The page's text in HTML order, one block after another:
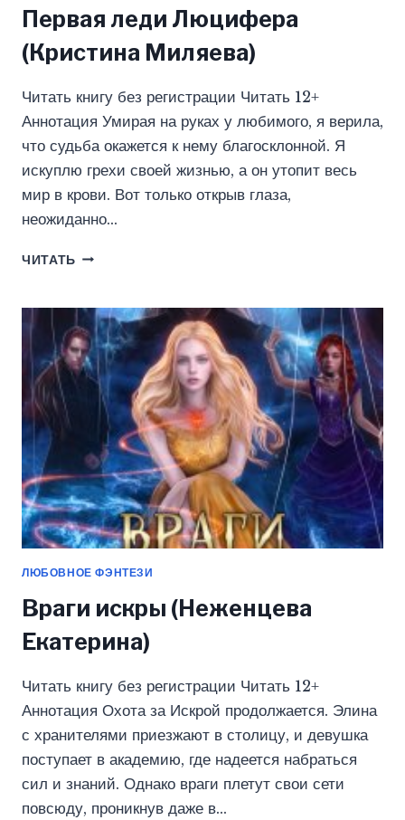
Первая леди Люцифера
(Кристина Миляева)
Читать книгу без регистрации Читать 12+
Аннотация Умирая на руках у любимого, я верила,
что судьба окажется к нему благосклонной. Я
искуплю грехи своей жизнью, а он утопит весь
мир в крови. Вот только открыв глаза,
неожиданно…
ЧИТАТЬ ПЕРВАЯ
(КРИСТИНА
МИЛЯЕВА)
ЛЮБОВНОЕ ФЭНТЕЗИ
Враги искры (Неженцева
Екатерина)
Читать книгу без регистрации Читать 12+
Аннотация Охота за Искрой продолжается. Элина
с хранителями приезжают в столицу, и девушка
поступает в академию, где надеется набраться
сил и знаний. Однако враги плетут свои сети
повсюду, проникнув даже в…